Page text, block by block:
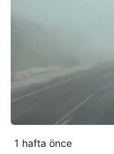
1 hafta önce